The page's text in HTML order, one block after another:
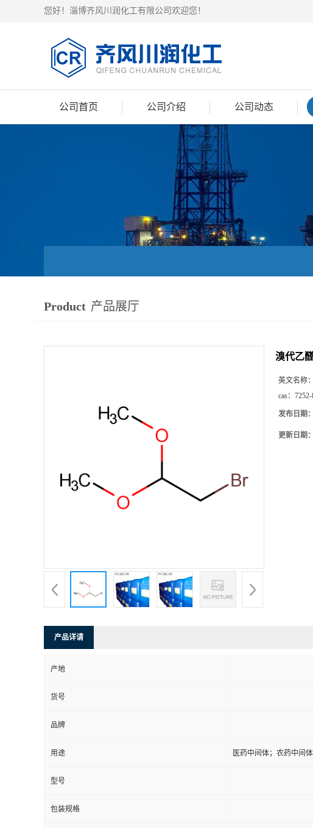
您好！淄博齐风川润化工有限公司欢迎您！
公司首页 公司介绍 公司动态
Product 产品展厅
溴代乙
英文名称：
cas：
发布日期：
更新日期：
产品详请
产地
货号
品牌
用途 医药中间体；农药中间
型号
包装规格